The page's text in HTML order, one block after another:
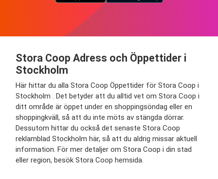
Stora Coop Adress och Öppettider i
Stockholm
Här hittar du alla Stora Coop Öppettider för Stora Coop i
Stockholm . Det betyder att du alltid vet om Stora Coop i
ditt område är öppet under en shopping­söndag eller en
shopping­kväll, så att du inte möts av stängda dörrar.
Dessutom hittar du också det senaste Stora Coop
reklamblad Stockholm här, så att du aldrig missar aktuell
information. För mer detaljer om Stora Coop i din stad
eller region, besök Stora Coop hemsida.